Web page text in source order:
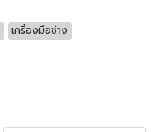
เครื่องมือช่าง